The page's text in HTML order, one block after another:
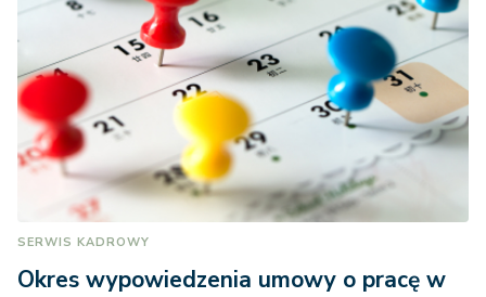
SERWIS KADROWY
Okres wypowiedzenia umowy o pracę w